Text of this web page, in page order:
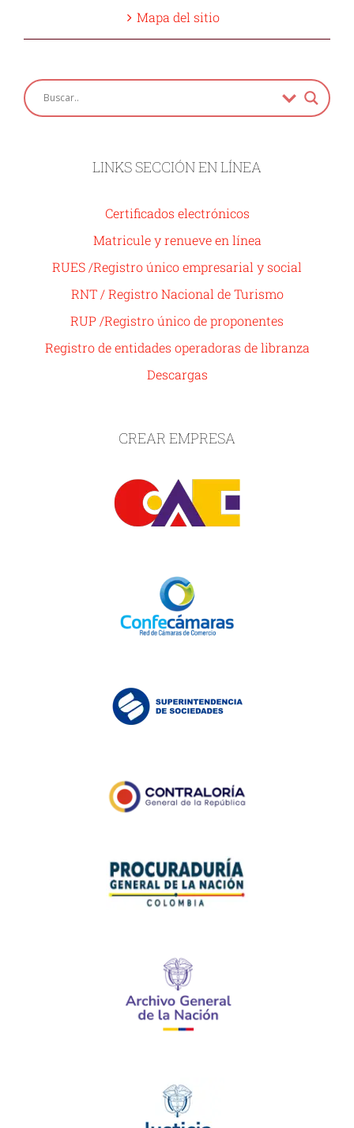
Mapa del sitio
LINKS SECCIÓN EN LÍNEA
Certificados electrónicos
Matricule y renueve en línea
RUES /Registro único empresarial y social
RNT / Registro Nacional de Turismo
RUP /Registro único de proponentes
Registro de entidades operadoras de libranza
Descargas
CREAR EMPRESA